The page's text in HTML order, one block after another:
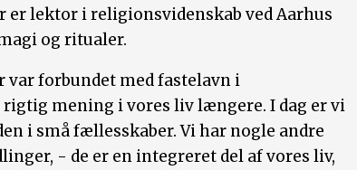
er lektor i religionsvidenskab ved Aarhus
og ritualer.
var forbundet med fastelavn i
mening i vores liv længere. I dag er vi
i små fællesskaber. Vi har nogle andre
- de er en integreret del af vores liv,